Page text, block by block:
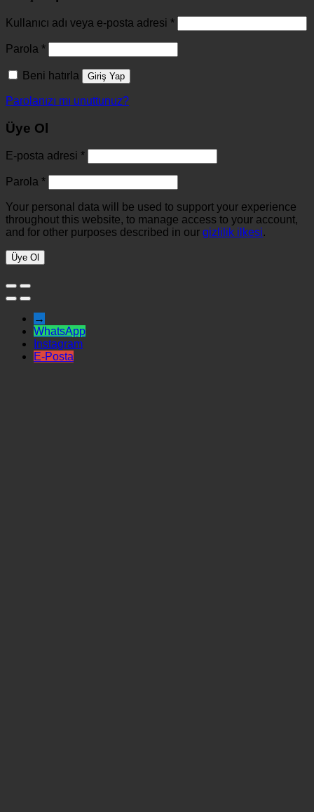
Kullanıcı adı veya e-posta adresi *
Parola *
Beni hatırla Giriş Yap
Parolanızı mı unuttunuz?
Üye Ol
E-posta adresi *
Parola *
Your personal data will be used to support your experience
throughout this website, to manage access to your account,
and for other purposes described in our gizlilik ilkesi.
Üye Ol
→
WhatsApp
Instagram
E-Posta